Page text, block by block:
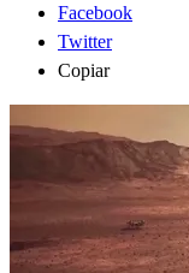
Facebook
Twitter
Copiar